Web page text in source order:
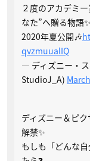
２度のアカデミ
なた”へ贈る物語✨
2020年夏公開🎶
qvzmuualIQ
— ディズニー・
StudioJ_A)
ディズニー＆ピ
解禁✨
もしも「どんな